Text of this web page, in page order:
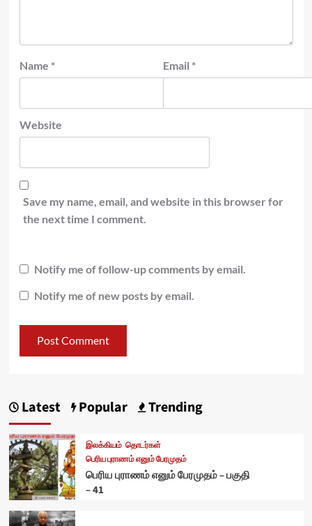
Name * Email *
Website
Save my name, email, and website in this browser for
the next time I comment.
Notify me of follow-up comments by email.
Notify me of new posts by email.
Latest Popular Trending
இலக்கியம் தொடர்கள்
பெரிய புராணம் எனும் பேரமுதம்
பெரிய புராணம் எனும் பேரமுதம் – பகுதி
– 41